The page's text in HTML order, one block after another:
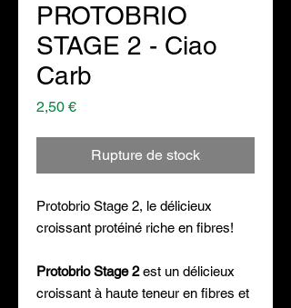
PROTOBRIO
STAGE 2 - Ciao
Carb
2,50 €Prix
Rupture de stock
Protobrio Stage 2, le délicieux
croissant protéiné riche en fibres!
Protobrio Stage 2est un délicieux
croissant à haute teneur en fibres et